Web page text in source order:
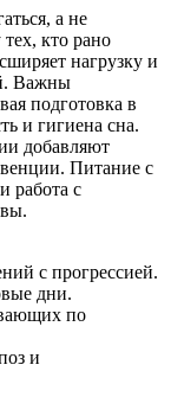
а не
кто рано
нагрузку и
Важны
подготовка в
и гигиена сна.
добавляют
Питание с
работа с
с прогрессией.
дни.
по
и